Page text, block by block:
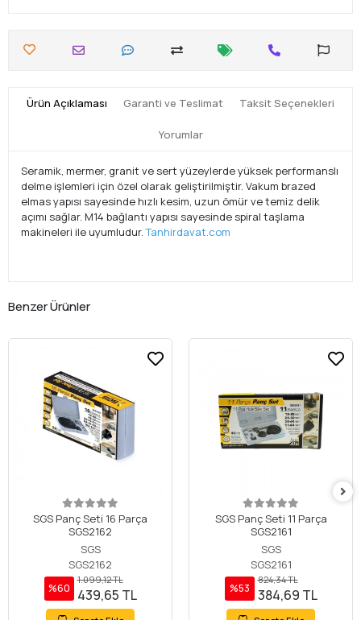
Ürün Açıklaması Garanti ve Teslimat Taksit Seçenekleri
Yorumlar
Seramik, mermer, granit ve sert yüzeylerde yüksek performanslı
delme işlemleri için özel olarak geliştirilmiştir. Vakum brazed
elmas yapısı sayesinde hızlı kesim, uzun ömür ve temiz delik
açımı sağlar. M14 bağlantı yapısı sayesinde spiral taşlama
makineleri ile uyumludur.Tanhirdavat.com
Benzer Ürünler
SGS Panç Seti 16 Parça
SGS2162
SGS
SGS2162
%60
1.099,12 TL
439,65 TL
SGS Panç Seti 11 Parça
SGS2161
SGS
SGS2161
%53
824,34 TL
384,69 TL